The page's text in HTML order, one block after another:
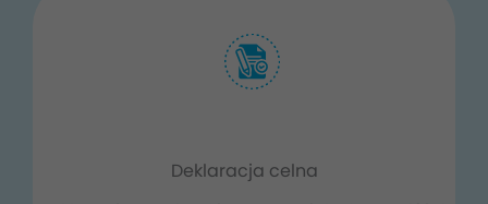
Deklaracja celna